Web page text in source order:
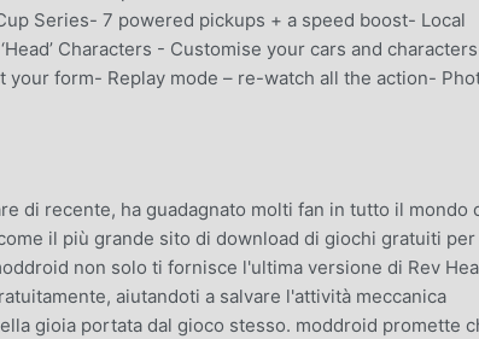
Series- 7 powered pickups + a speed boost- Local
Characters - Customise your cars and
form- Replay mode – re-watch all the action-
di recente, ha guadagnato molti fan in tutto il mondo
il più grande sito di download di giochi gratuiti per
non solo ti fornisce l'ultima versione di Rev
aiutandoti a salvare l'attività meccanica
gioia portata dal gioco stesso. moddroid promette